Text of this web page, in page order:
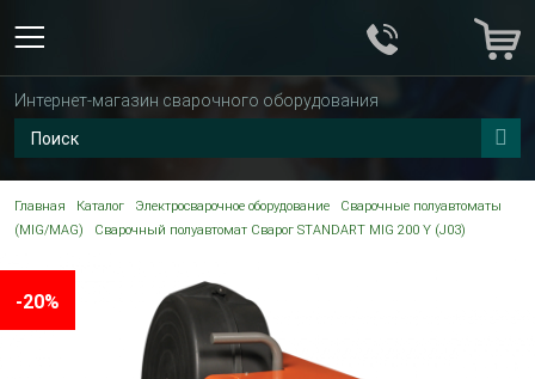
Интернет-магазин сварочного оборудования
Главная Каталог Электросварочное оборудование
Сварочные полуавтоматы
(MIG/MAG)
Сварочный полуавтомат Сварог STANDART MIG 200 Y (J03)
-20%